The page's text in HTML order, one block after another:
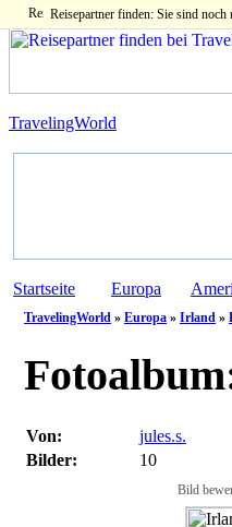
Reisepartner finden: Sie sind
TravelingWorld
Startseite Europa
TravelingWorld » Europa » Irland »
Von:
jules.s.
Bilder:
10
Bild